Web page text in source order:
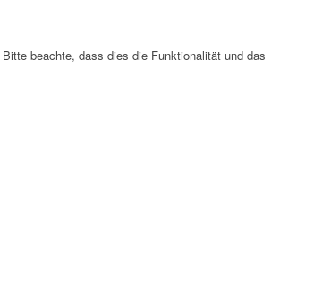
beachte, dass dies die Funktionalität und das